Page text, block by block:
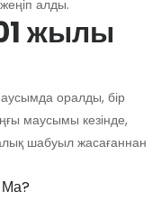
алды.
жылы
оралды, бір
маусымы кезінде,
шабуыл жасағаннан